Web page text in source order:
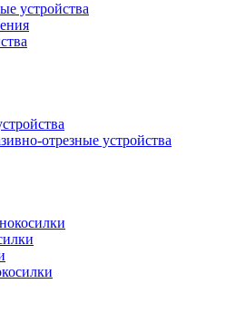
устройства
отрезные устройства